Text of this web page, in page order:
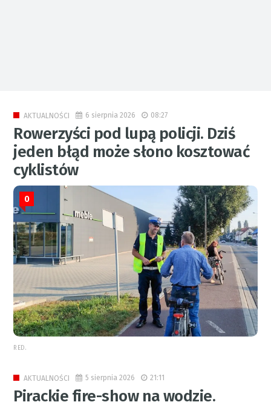
AKTUALNOŚCI 6 sierpnia 2026 08:27
Rowerzyści pod lupą policji. Dziś
jeden błąd może słono kosztować
cyklistów
0
RED.
AKTUALNOŚCI 5 sierpnia 2026 21:11
Pirackie fire-show na wodzie.